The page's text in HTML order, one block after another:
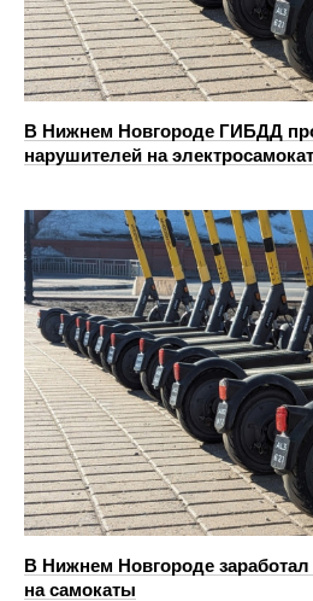
В Нижнем Новгороде ГИБДД
нарушителей на
В Нижнем Новгороде
на самокаты